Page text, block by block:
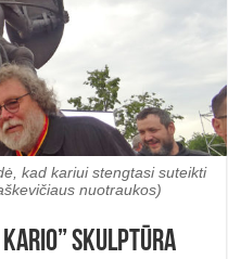
kad kariui stengtasi suteikti
nuotraukos)
kario” skulptūra